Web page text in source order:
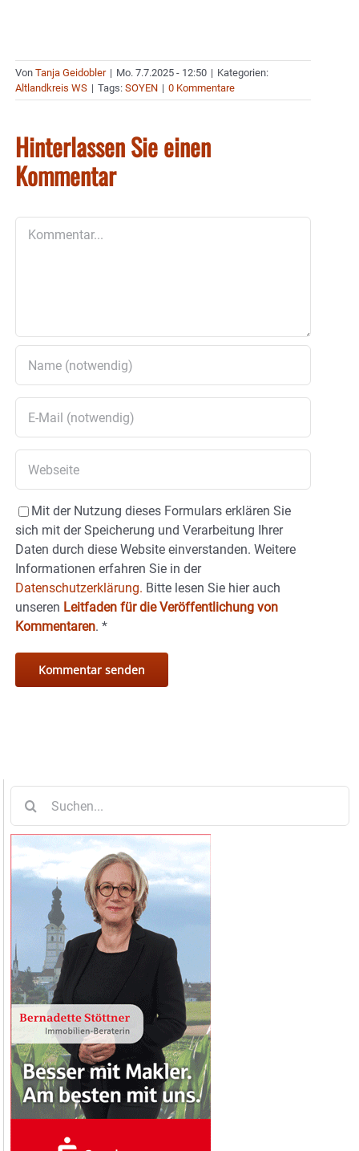
Von Tanja Geidobler | Mo. 7.7.2025 - 12:50 | Kategorien:
Altlandkreis WS | Tags: SOYEN | 0 Kommentare
Hinterlassen Sie einen
Kommentar
Mit der Nutzung dieses Formulars erklären Sie
sich mit der Speicherung und Verarbeitung Ihrer
Daten durch diese Website einverstanden. Weitere
Informationen erfahren Sie in der
Datenschutzerklärung. Bitte lesen Sie hier auch
unseren Leitfaden für die Veröffentlichung von
Kommentaren. *
nach: